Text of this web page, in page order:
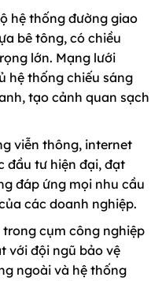
hệ thống đường giao
bê tông, có chiều
lớn. Mạng lưới
hệ thống chiếu sáng
tạo cảnh quan sạch
viễn thông, internet
đầu tư hiện đại, đạt
đáp ứng mọi nhu cầu
các doanh nghiệp.
cụm công nghiệp
với đội ngũ bảo vệ
ngoài và hệ thống